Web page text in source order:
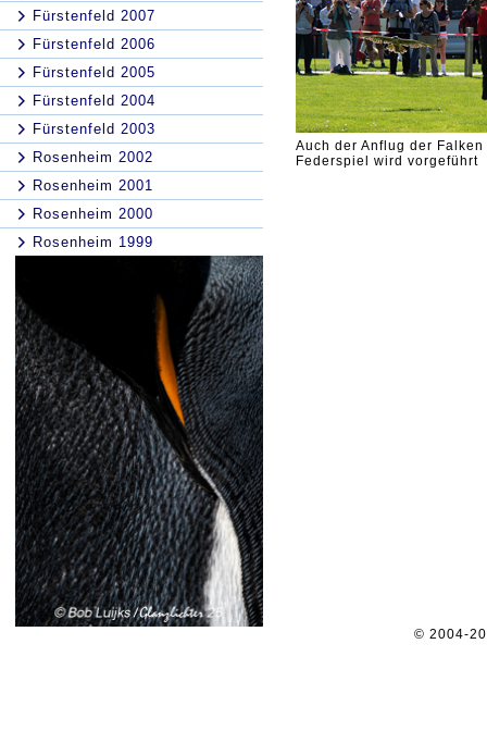
Fürstenfeld 2007
Fürstenfeld 2006
Fürstenfeld 2005
Fürstenfeld 2004
Fürstenfeld 2003
Rosenheim 2002
Rosenheim 2001
Rosenheim 2000
Rosenheim 1999
Auch der Anflug der
Federspiel wird vorgeführt
© 2004-